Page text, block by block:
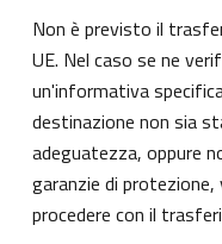
Non è previsto il
UE. Nel caso se ne
un'informativa
destinazione non sia
adeguatezza, oppure
garanzie di
procedere con il